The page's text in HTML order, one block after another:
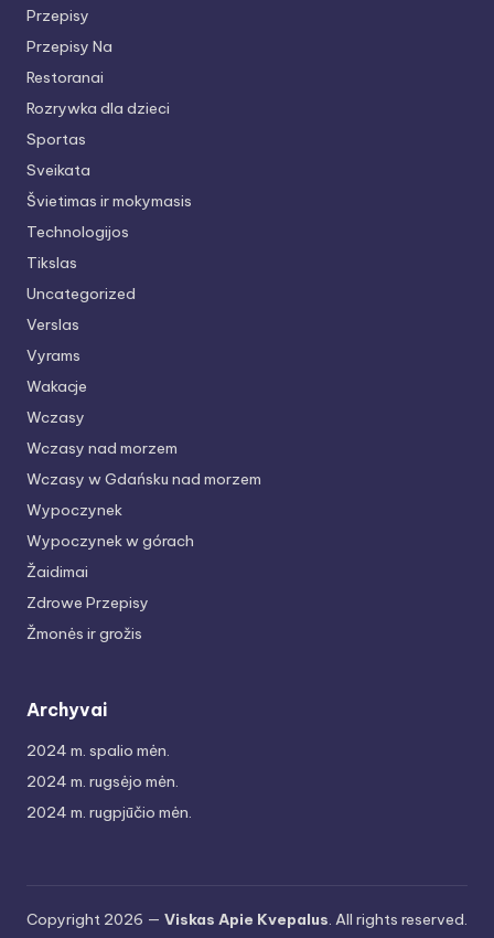
Przepisy
Przepisy Na
Restoranai
Rozrywka dla dzieci
Sportas
Sveikata
Švietimas ir mokymasis
Technologijos
Tikslas
Uncategorized
Verslas
Vyrams
Wakacje
Wczasy
Wczasy nad morzem
Wczasy w Gdańsku nad morzem
Wypoczynek
Wypoczynek w górach
Žaidimai
Zdrowe Przepisy
Žmonės ir grožis
Archyvai
2024 m. spalio mėn.
2024 m. rugsėjo mėn.
2024 m. rugpjūčio mėn.
Copyright 2026 — Viskas Apie Kvepalus. All rights reserved.